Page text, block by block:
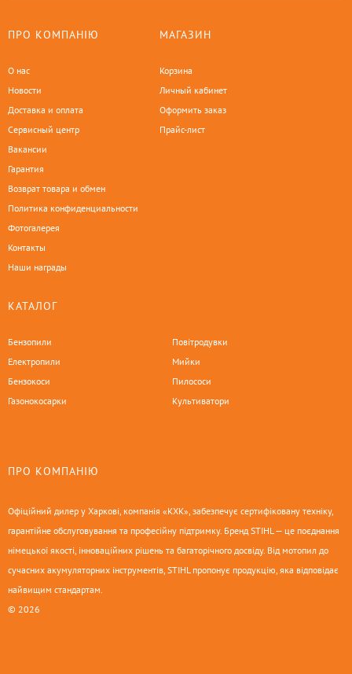
ПРО КОМПАНІЮ
О нас
Новости
Доставка и оплата
Сервисный центр
Вакансии
Гарантия
Возврат товара и обмен
Политика конфиденциальности
Фотогалерея
Контакты
Наши награды
МАГАЗИН
Корзина
Личный кабинет
Оформить заказ
Прайс-лист
КАТАЛОГ
Бензопили
Електропили
Бензокоси
Газонокосарки
Повітродувки
Мийки
Пилососи
Культиватори
ПРО КОМПАНІЮ
Офіційний дилер у Харкові, компанія «КХК», забезпечує сертифіковану техніку,
гарантійне обслуговування та професійну підтримку. Бренд STIHL — це поєднання
німецької якості, інноваційних рішень та багаторічного досвіду. Від мотопил до
сучасних акумуляторних інструментів, STIHL пропонує продукцію, яка відповідає
найвищим стандартам.
© 2026